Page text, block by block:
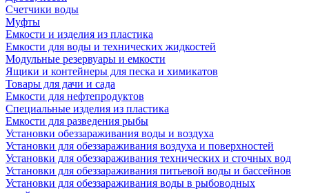
Счетчики воды
Муфты
Емкости и изделия из пластика
Емкости для воды и технических жидкостей
Модульные резервуары и емкости
Ящики и контейнеры для песка и химикатов
Товары для дачи и сада
Емкости для нефтепродуктов
Специальные изделия из пластика
Емкости для разведения рыбы
Установки обеззараживания воды и воздуха
Установки для обеззараживания воздуха и поверхностей
Установки для обеззараживания технических и сточных вод
Установки для обеззараживания питьевой воды и бассейнов
Установки для обеззараживания воды в рыбоводных